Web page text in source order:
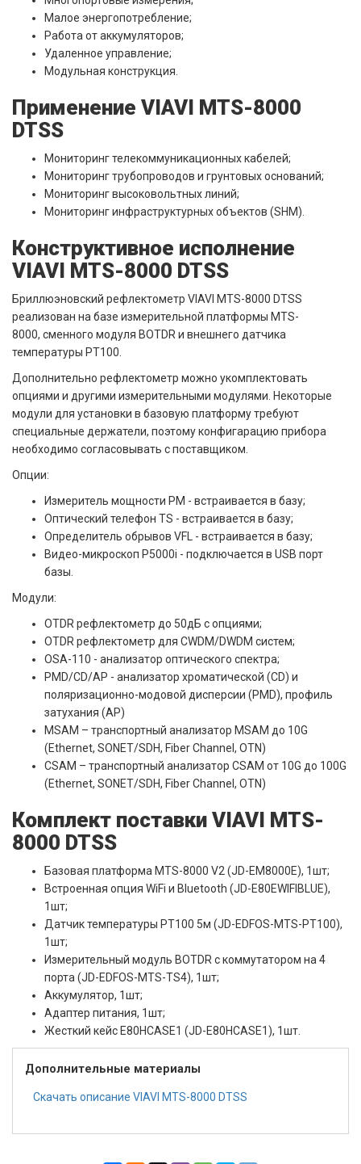
Малое энергопотребление;
Работа от аккумуляторов;
Удаленное управление;
Модульная конструкция.
Применение VIAVI MTS-8000
DTSS
Мониторинг телекоммуникационных кабелей;
Мониторинг трубопроводов и грунтовых оснований;
Мониторинг высоковольтных линий;
Мониторинг инфраструктурных объектов (SHM).
Конструктивное исполнение
VIAVI MTS-8000 DTSS
Бриллюэновский рефлектометр VIAVI MTS-8000 DTSS
реализован на базе измерительной платформы MTS-
8000, сменного модуля BOTDR и внешнего датчика
температуры PT100.
Дополнительно рефлектометр можно укомплектовать
опциями и другими измерительными модулями. Некоторые
модули для установки в базовую платформу требуют
специальные держатели, поэтому конфигарацию прибора
необходимо согласовывать с поставщиком.
Опции:
Измеритель мощности PM - встраивается в базу;
Оптический телефон TS - встраивается в базу;
Определитель обрывов VFL - встраивается в базу;
Видео-микроскоп P5000i - подключается в USB порт
базы.
Модули:
OTDR рефлектометр до 50дБ с опциями;
OTDR рефлектометр для CWDM/DWDM систем;
OSA-110 - анализатор оптического спектра;
PMD/CD/AP - анализатор хроматической (CD) и
поляризационно-модовой дисперсии (PMD), профиль
затухания (AP)
MSAM – транспортный анализатор MSAM до 10G
(Ethernet, SONET/SDH, Fiber Channel, OTN)
CSAM – транспортный анализатор CSAM от 10G до 100G
(Ethernet, SONET/SDH, Fiber Channel, OTN)
Комплект поставки VIAVI MTS-
8000 DTSS
Базовая платформа MTS-8000 V2 (JD-EM8000E), 1шт;
Встроенная опция WiFi и Bluetooth (JD-E80EWIFIBLUE),
1шт;
Датчик температуры PT100 5м (JD-EDFOS-MTS-PT100),
1шт;
Измерительный модуль BOTDR с коммутатором на 4
порта (JD-EDFOS-MTS-TS4), 1шт;
Аккумулятор, 1шт;
Адаптер питания, 1шт;
Жесткий кейс E80HCASE1 (JD-E80HCASE1), 1шт.
Дополнительные материалы
Скачать описание VIAVI MTS-8000 DTSS